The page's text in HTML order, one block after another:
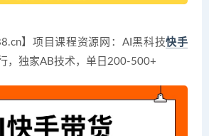
】项目课程资源网：AI黑科技快手
，独家AB技术，单日200-500+